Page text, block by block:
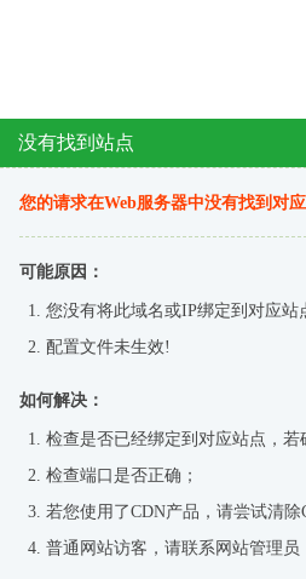
没有找到站点
您的请求在Web服务器中没有找到对
可能原因：
您没有将此域名或IP绑定到对应站
配置文件未生效!
如何解决：
检查是否已经绑定到对应站点，
检查端口是否正确；
若您使用了CDN产品，请尝试清除
普通网站访客，请联系网站管理员